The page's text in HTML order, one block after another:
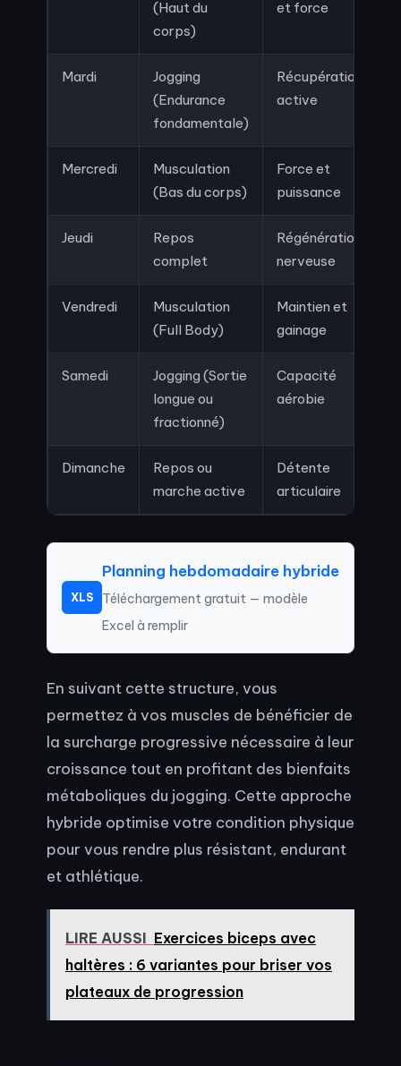
(Haut du
corps)
et force
Mardi
Jogging
(Endurance
fondamentale)
Récupération
active
Mercredi
Musculation
(Bas du corps)
Force et
puissance
Jeudi
Repos
complet
Régénération
nerveuse
Vendredi
Musculation
(Full Body)
Maintien et
gainage
Samedi
Jogging (Sortie
longue ou
fractionné)
Capacité
aérobie
Dimanche
Repos ou
marche active
Détente
articulaire
XLS
Planning hebdomadaire hybride
Téléchargement gratuit — modèle
Excel à remplir
En suivant cette structure, vous
permettez à vos muscles de bénéficier de
la surcharge progressive nécessaire à leur
croissance tout en profitant des bienfaits
métaboliques du jogging. Cette approche
hybride optimise votre condition physique
pour vous rendre plus résistant, endurant
et athlétique.
LIRE AUSSI Exercices biceps avec
haltères : 6 variantes pour briser vos
plateaux de progression